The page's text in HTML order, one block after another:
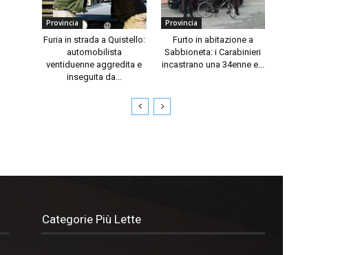
Provincia
Furia in strada a Quistello:
automobilista
ventiduenne aggredita e
inseguita da...
Provincia
Furto in abitazione a
Sabbioneta: i Carabinieri
incastrano una 34enne e...
Categorie Più Lette